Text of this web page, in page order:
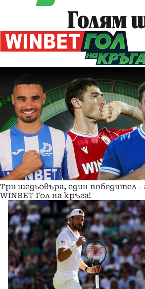
Голям
Три шедьовъра, един победител -
WINBET Гол на кръга!